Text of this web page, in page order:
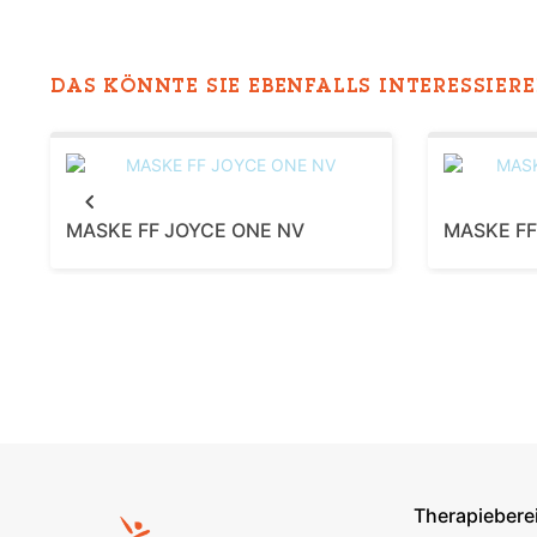
DAS KÖNNTE SIE EBENFALLS
MASKE FF JOYCE ONE NV MASKE